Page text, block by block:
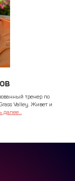
тренер по
Valley. Живет и
далее...